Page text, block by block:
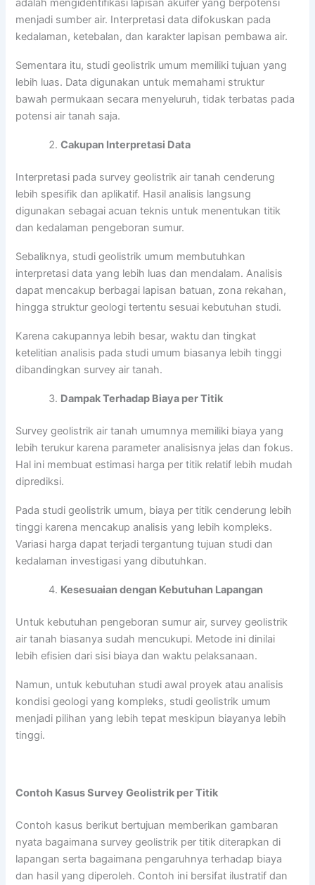
adalah mengidentifikasi lapisan akuifer yang berpotensi
menjadi sumber air. Interpretasi data difokuskan pada
kedalaman, ketebalan, dan karakter lapisan pembawa air.
Sementara itu, studi geolistrik umum memiliki tujuan yang
lebih luas. Data digunakan untuk memahami struktur
bawah permukaan secara menyeluruh, tidak terbatas pada
potensi air tanah saja.
Cakupan Interpretasi Data
Interpretasi pada survey geolistrik air tanah cenderung
lebih spesifik dan aplikatif. Hasil analisis langsung
digunakan sebagai acuan teknis untuk menentukan titik
dan kedalaman pengeboran sumur.
Sebaliknya, studi geolistrik umum membutuhkan
interpretasi data yang lebih luas dan mendalam. Analisis
dapat mencakup berbagai lapisan batuan, zona rekahan,
hingga struktur geologi tertentu sesuai kebutuhan studi.
Karena cakupannya lebih besar, waktu dan tingkat
ketelitian analisis pada studi umum biasanya lebih tinggi
dibandingkan survey air tanah.
Dampak Terhadap Biaya per Titik
Survey geolistrik air tanah umumnya memiliki biaya yang
lebih terukur karena parameter analisisnya jelas dan fokus.
Hal ini membuat estimasi harga per titik relatif lebih mudah
diprediksi.
Pada studi geolistrik umum, biaya per titik cenderung lebih
tinggi karena mencakup analisis yang lebih kompleks.
Variasi harga dapat terjadi tergantung tujuan studi dan
kedalaman investigasi yang dibutuhkan.
Kesesuaian dengan Kebutuhan Lapangan
Untuk kebutuhan pengeboran sumur air, survey geolistrik
air tanah biasanya sudah mencukupi. Metode ini dinilai
lebih efisien dari sisi biaya dan waktu pelaksanaan.
Namun, untuk kebutuhan studi awal proyek atau analisis
kondisi geologi yang kompleks, studi geolistrik umum
menjadi pilihan yang lebih tepat meskipun biayanya lebih
tinggi.
Contoh Kasus Survey Geolistrik per Titik
Contoh kasus berikut bertujuan memberikan gambaran
nyata bagaimana survey geolistrik per titik diterapkan di
lapangan serta bagaimana pengaruhnya terhadap biaya
dan hasil yang diperoleh. Contoh ini bersifat ilustratif dan